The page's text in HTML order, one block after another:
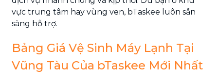
vực trung tâm hay vùng ven, bTaskee luôn sẵn
sàng hỗ trợ.
Bảng Giá Vệ Sinh Máy Lạnh Tại
Vũng Tàu Của bTaskee Mới Nhất